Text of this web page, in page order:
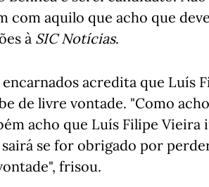
com aquilo que acho que
à SIC Notícias.
acredita que Luís
de livre vontade. "Como
acho que Luís Filipe Vieira
se for obrigado por
frisou.